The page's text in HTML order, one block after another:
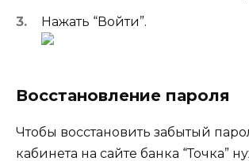
Нажать “Войти”.
Восстановление пароля
Чтобы восстановить забытый
кабинета на сайте банка “Точка”